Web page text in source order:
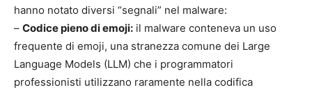
hanno notato diversi “segnali” nel malware:
– Codice pieno di emoji: il malware conteneva un uso
frequente di emoji, una stranezza comune dei Large
Language Models (LLM) che i programmatori
professionisti utilizzano raramente nella codifica